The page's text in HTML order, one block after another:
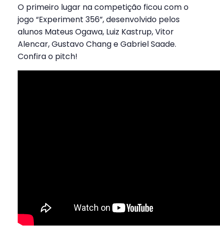
O primeiro lugar na competição ficou com o
jogo “Experiment 356”, desenvolvido pelos
alunos Mateus Ogawa, Luiz Kastrup, Vitor
Alencar, Gustavo Chang e Gabriel Saade.
Confira o pitch!